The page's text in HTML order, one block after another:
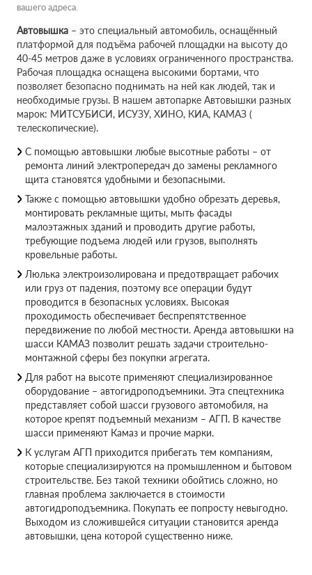
вашего адреса.
Автовышка – это специальный автомобиль, оснащённый
платформой для подъёма рабочей площадки на высоту до
40-45 метров даже в условиях ограниченного пространства.
Рабочая площадка оснащена высокими бортами, что
позволяет безопасно поднимать на ней как людей, так и
необходимые грузы. В нашем автопарке Автовышки разных
марок: МИТСУБИСИ, ИСУЗУ, ХИНО, КИА, КАМАЗ (
телескопические).
С помощью автовышки любые высотные работы – от
ремонта линий электропередач до замены рекламного
щита становятся удобными и безопасными.
Также с помощью автовышки удобно обрезать деревья,
монтировать рекламные щиты, мыть фасады
малоэтажных зданий и проводить другие работы,
требующие подъема людей или грузов, выполнять
кровельные работы.
Люлька электроизолирована и предотвращает рабочих
или груз от падения, поэтому все операции будут
проводится в безопасных условиях. Высокая
проходимость обеспечивает беспрепятственное
передвижение по любой местности. Аренда автовышки на
шасси КАМАЗ позволит решать задачи строительно-
монтажной сферы без покупки агрегата.
Для работ на высоте применяют специализированное
оборудование – автогидроподъемники. Эта спецтехника
представляет собой шасси грузового автомобиля, на
которое крепят подъемный механизм – АГП. В качестве
шасси применяют Камаз и прочие марки.
К услугам АГП приходится прибегать тем компаниям,
которые специализируются на промышленном и бытовом
строительстве. Без такой техники обойтись сложно, но
главная проблема заключается в стоимости
автогидроподъемника. Покупать ее попросту невыгодно.
Выходом из сложившейся ситуации становится аренда
автовышки, цена которой существенно ниже.